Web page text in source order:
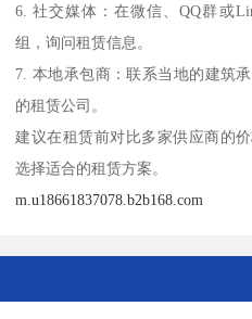
6. 社交媒体：在微信、QQ群或
组，询问租赁信息。
7. 本地承包商：联系当地的建筑
的租赁公司。
建议在租赁前对比多家供应商的
选择适合的租赁方案。
m.u18661837078.b2b168.com